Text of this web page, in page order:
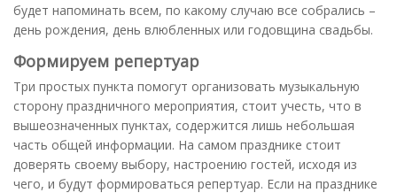
будет напоминать всем, по какому случаю все собрались –
день рождения, день влюбленных или годовщина свадьбы.
Формируем репертуар
Три простых пункта помогут организовать музыкальную
сторону праздничного мероприятия, стоит учесть, что в
вышеозначенных пунктах, содержится лишь небольшая
часть общей информации. На самом празднике стоит
доверять своему выбору, настроению гостей, исходя из
чего, и будут формироваться репертуар. Если на празднике